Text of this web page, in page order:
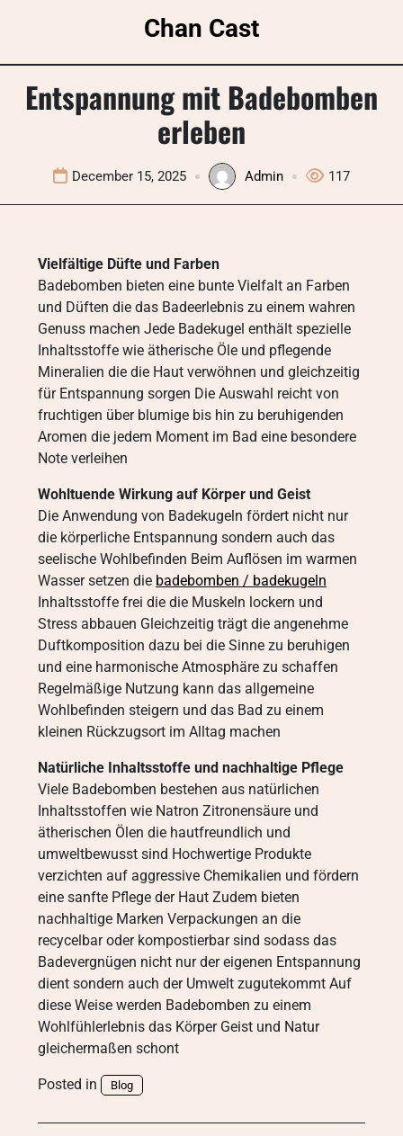
Chan Cast
Entspannung mit Badebomben
erleben
December 15, 2025 Admin 117
Vielfältige Düfte und Farben
Badebomben bieten eine bunte Vielfalt an Farben
und Düften die das Badeerlebnis zu einem wahren
Genuss machen Jede Badekugel enthält spezielle
Inhaltsstoffe wie ätherische Öle und pflegende
Mineralien die die Haut verwöhnen und gleichzeitig
für Entspannung sorgen Die Auswahl reicht von
fruchtigen über blumige bis hin zu beruhigenden
Aromen die jedem Moment im Bad eine besondere
Note verleihen
Wohltuende Wirkung auf Körper und Geist
Die Anwendung von Badekugeln fördert nicht nur
die körperliche Entspannung sondern auch das
seelische Wohlbefinden Beim Auflösen im warmen
Wasser setzen die badebomben / badekugeln
Inhaltsstoffe frei die die Muskeln lockern und
Stress abbauen Gleichzeitig trägt die angenehme
Duftkomposition dazu bei die Sinne zu beruhigen
und eine harmonische Atmosphäre zu schaffen
Regelmäßige Nutzung kann das allgemeine
Wohlbefinden steigern und das Bad zu einem
kleinen Rückzugsort im Alltag machen
Natürliche Inhaltsstoffe und nachhaltige Pflege
Viele Badebomben bestehen aus natürlichen
Inhaltsstoffen wie Natron Zitronensäure und
ätherischen Ölen die hautfreundlich und
umweltbewusst sind Hochwertige Produkte
verzichten auf aggressive Chemikalien und fördern
eine sanfte Pflege der Haut Zudem bieten
nachhaltige Marken Verpackungen an die
recycelbar oder kompostierbar sind sodass das
Badevergnügen nicht nur der eigenen Entspannung
dient sondern auch der Umwelt zugutekommt Auf
diese Weise werden Badebomben zu einem
Wohlfühlerlebnis das Körper Geist und Natur
gleichermaßen schont
Posted in Blog